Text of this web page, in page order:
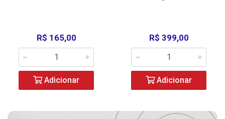
R$ 165,00
Adicionar
R$ 399,00
Adicionar